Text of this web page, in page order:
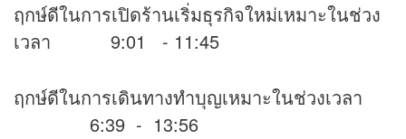
ฤกษ์ดีในการเปิดร้านเริ่มธุรกิจใหม่เหมาะในช่วง
เวลา 9:01 - 11:45
ฤกษ์ดีในการเดินทางทำบุญเหมาะในช่วงเวลา
6:39 - 13:56